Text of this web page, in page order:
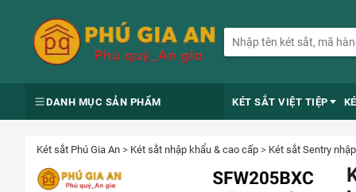
DANH MỤC SẢN PHẨM KÉT SẮT VIỆT TIỆP
Két sắt Phú Gia An > Két sắt nhập khẩu & cao cấp > Két sắt Sentry